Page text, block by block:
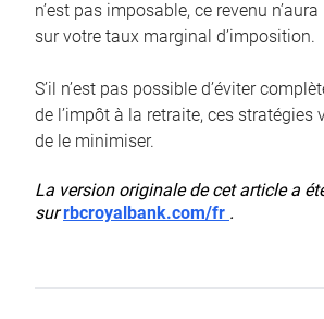
n’est pas imposable, ce revenu
sur votre taux marginal d’imposition.
S’il n’est pas possible d’éviter
de l’impôt à la retraite, ces stratégies
de le minimiser.
La version originale de cet article a
surrbcroyalbank.com/fr .